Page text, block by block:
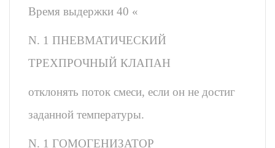
Время выдержки 40 «
N. 1 ПНЕВМАТИЧЕСКИЙ
ТРЕХПРОЧНЫЙ КЛАПАН
отклонять поток смеси, если он не достиг
заданной температуры.
N. 1 ГОМОГЕНИЗАТОР